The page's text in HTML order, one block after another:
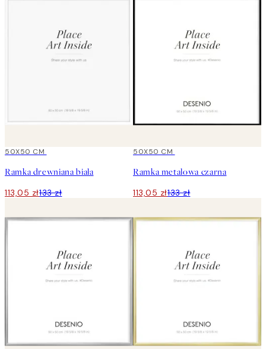
15%*
50X50 CM
Ramka drewniana biała
113,05 zł133 zł
15%*
50X50 CM
Ramka metalowa czarna
113,05 zł133 zł